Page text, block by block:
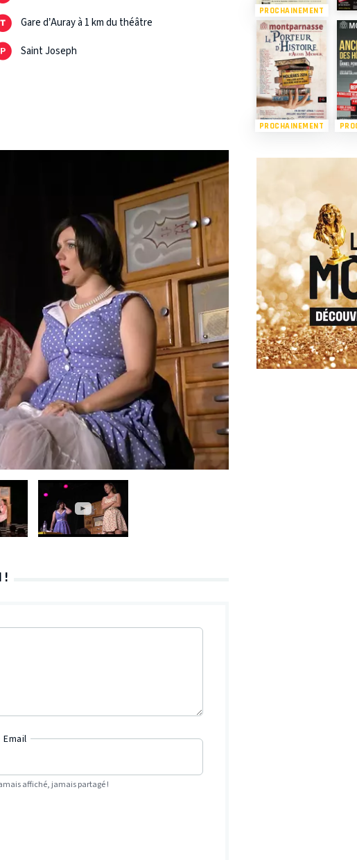
Gare d’Auray à 1 km du théâtre
Saint Joseph
!
Email
affiché, jamais partagé !
PROCHAINEMENT
PROCHAINEMENT